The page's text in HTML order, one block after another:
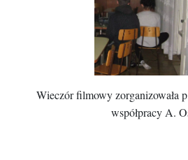
Wieczór filmowy zorganizowała
współpracy A.